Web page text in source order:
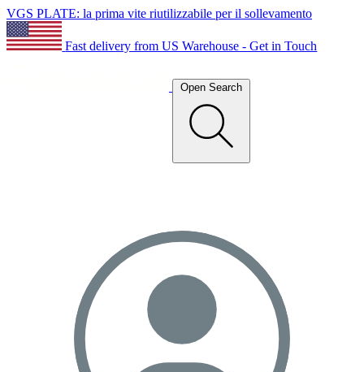
VGS PLATE: la prima vite riutilizzabile per il sollevamento
Fast delivery from US Warehouse - Get in Touch
Open Search